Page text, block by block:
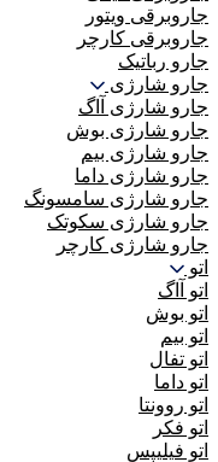
جاروبرقی ویتور
جاروبرقی کارچر
جارو رباتیک
جارو شارژی
جارو شارژی آاگ
جارو شارژی بوش
جارو شارژی بیم
جارو شارژی داما
جارو شارژی سامسونگ
جارو شارژی سکوتک
جارو شارژی کارچر
اتو
اتو آاگ
اتو بوش
اتو بیم
اتو تفال
اتو داما
اتو روونتا
اتو فکر
اتو فیلیپس